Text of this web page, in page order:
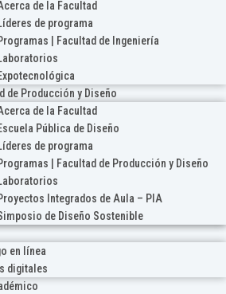
de la Facultad
de programa
| Facultad de Ingeniería
de Producción y Diseño
de la Facultad
Pública de Diseño
de programa
| Facultad de Producción y Diseño
Integrados de Aula – PIA
de Diseño Sostenible
en línea
digitales